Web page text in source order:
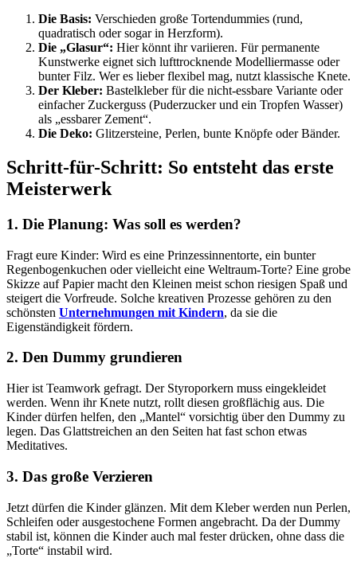
Die Basis: Verschieden große Tortendummies (rund,
quadratisch oder sogar in Herzform).
Die „Glasur“: Hier könnt ihr variieren. Für permanente
Kunstwerke eignet sich lufttrocknende Modelliermasse oder
bunter Filz. Wer es lieber flexibel mag, nutzt klassische Knete.
Der Kleber: Bastelkleber für die nicht-essbare Variante oder
einfacher Zuckerguss (Puderzucker und ein Tropfen Wasser)
als „essbarer Zement“.
Die Deko: Glitzersteine, Perlen, bunte Knöpfe oder Bänder.
Schritt-für-Schritt: So entsteht das erste
Meisterwerk
1. Die Planung: Was soll es werden?
Fragt eure Kinder: Wird es eine Prinzessinnentorte, ein bunter
Regenbogenkuchen oder vielleicht eine Weltraum-Torte? Eine grobe
Skizze auf Papier macht den Kleinen meist schon riesigen Spaß und
steigert die Vorfreude. Solche kreativen Prozesse gehören zu den
schönsten Unternehmungen mit Kindern, da sie die
Eigenständigkeit fördern.
2. Den Dummy grundieren
Hier ist Teamwork gefragt. Der Styroporkern muss eingekleidet
werden. Wenn ihr Knete nutzt, rollt diesen großflächig aus. Die
Kinder dürfen helfen, den „Mantel“ vorsichtig über den Dummy zu
legen. Das Glattstreichen an den Seiten hat fast schon etwas
Meditatives.
3. Das große Verzieren
Jetzt dürfen die Kinder glänzen. Mit dem Kleber werden nun Perlen,
Schleifen oder ausgestochene Formen angebracht. Da der Dummy
stabil ist, können die Kinder auch mal fester drücken, ohne dass die
„Torte“ instabil wird.